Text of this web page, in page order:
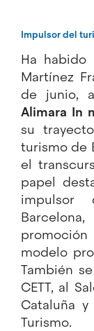
Impulsor del
Ha habido
Martínez
de junio,
Alimara In
su
turismo de
el
papel
impulsor
modelo
También
CETT, al
Cataluña
Turismo.